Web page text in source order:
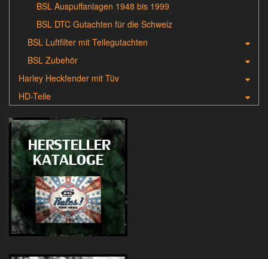
BSL Auspuffanlagen 1948 bis 1999
BSL DTC Gutachten für die Schweiz
BSL Luftfilter mit Teilegutachten
BSL Zubehör
Harley Heckfender mit Tüv
HD-Teile